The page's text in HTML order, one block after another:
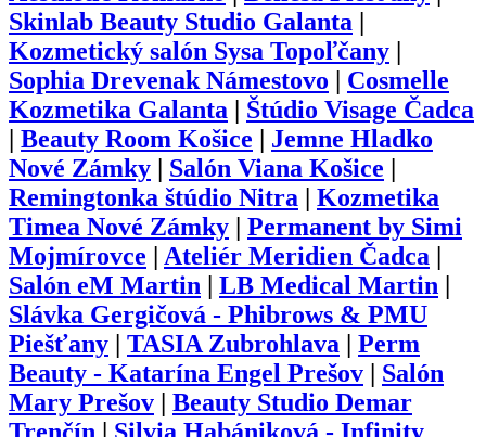
Skinlab Beauty Studio Galanta |
Kozmetický salón Sysa Topoľčany |
Sophia Drevenak Námestovo | Cosmelle
Kozmetika Galanta | Štúdio Visage Čadca
| Beauty Room Košice | Jemne Hladko
Nové Zámky | Salón Viana Košice |
Remingtonka štúdio Nitra | Kozmetika
Timea Nové Zámky | Permanent by Simi
Mojmírovce | Ateliér Meridien Čadca |
Salón eM Martin | LB Medical Martin |
Slávka Gergičová - Phibrows & PMU
Piešťany | TASIA Zubrohlava | Perm
Beauty - Katarína Engel Prešov | Salón
Mary Prešov | Beauty Studio Demar